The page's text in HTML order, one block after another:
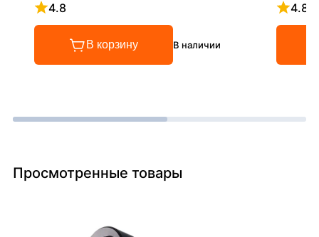
4.8
Рейтинг 4.8 из 5
В корзину В наличии
4.8
Просмотренные товары